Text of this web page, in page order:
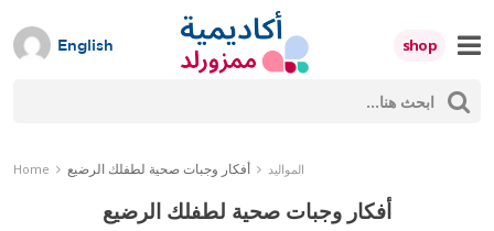
to
content
shop
English
Home المواليد أفكار وجبات صحية لطفلك الرضيع
أفكار وجبات صحية لطفلك الرضيع